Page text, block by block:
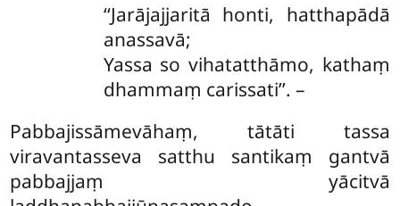
‘‘Jarājajjaritā honti, hatthapādā
anassavā;
Yassa so vihatatthāmo, kathaṃ
dhammaṃ carissati’’. –
Pabbajissāmevāhaṃ, tātāti tassa
viravantasseva satthu santikaṃ gantvā
pabbajjaṃ yācitvā